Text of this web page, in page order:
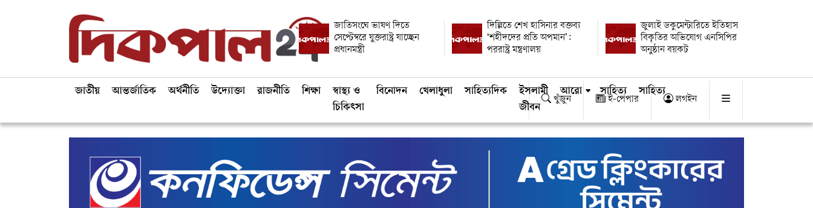
জাতিসংঘে ভাষণ দিতে
সেপ্টেম্বরে যুক্তরাষ্ট্র যাচ্ছেন
প্রধানমন্ত্রী
দিল্লিতে শেখ হাসিনার বক্তব্য
‘শহীদদের প্রতি অপমান’:
পররাষ্ট্র মন্ত্রণালয়
জুলাই ডকুমেন্টারিতে ইতিহাস
বিকৃতির অভিযোগ এনসিপির
অনুষ্ঠান বয়কট
জাতীয় আন্তর্জাতিক অর্থনীতি উদ্যোক্তা রাজনীতি শিক্ষা
স্বাস্থ্য ও
চিকিৎসা
বিনোদন খেলাধুলা সাহিত্যদিক
ইসলামী
জীবন
আরো সাহিত্য সাহিত্য
খুঁজুন ই-পেপার লগইন